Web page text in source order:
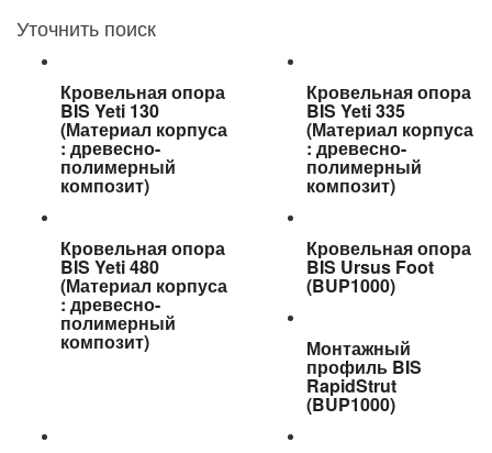
Уточнить поиск
Кровельная опора
BIS Yeti 130
(Материал корпуса
: древесно-
полимерный
композит)
Кровельная опора
BIS Yeti 335
(Материал корпуса
: древесно-
полимерный
композит)
Кровельная опора
BIS Yeti 480
(Материал корпуса
: древесно-
полимерный
композит)
Кровельная опора
BIS Ursus Foot
(BUP1000)
Монтажный
профиль BIS
RapidStrut
(BUP1000)